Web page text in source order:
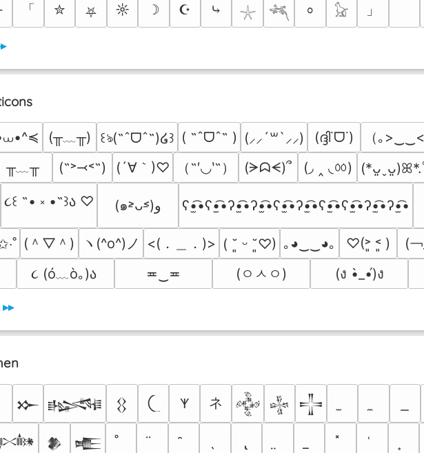
「 ✮ ⛧ ☼ ☽ ☪ ⤷ 𓇼 𓆈 ⸰ 𓃠 」
(╥﹏╥) ꒰ঌ(˶ˆᗜˆ˵)໒꒱ ( ˶ˆᗜˆ˵ ) (⸝⸝´꒳`⸝⸝) (ദ്ദി˙ᗜ˙) （｡>‿‿<
╥﹏╥ (˶˃⤙˂˶) (´∀｀)♡ （˶′◡‵˶） (ᗒᗣᗕ)՞ (◞ ‸ ◟ㆀ) (*ᴗ͈ˬᴗ͈)ꕤ*.
૮꒰ ˶• ༝ •˶꒱ა ♡ (๑˃̵ᴗ˂̵)و ʕ•̫͡•ʕ•̫͡•ʔ•̫͡•ʔ•̫͡•ʕ•̫͡•ʔ•̫͡•ʕ•̫͡•ʕ•̫͡•ʔ•̫͡•ʔ•̫͡•
(＾▽＾) ヽ(^o^)ノ <(．＿．)> ( ˘͈ ᵕ ˘͈♡) ｡◕‿‿◕｡ ♡(˃͈ ˂͈ ) (
૮ (ó﹏ò｡)ა ≖‿≖ (ㅇㅅㅇ) (ง •̀_•́)ง
𒁍 𒈙 𒌐 𐊵 ネ 𒅒 𒈔 𒋲
𒆎 𒍫